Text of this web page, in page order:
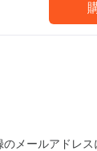
メールアドレス